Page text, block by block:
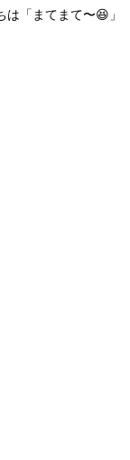
「まてまて〜😆」